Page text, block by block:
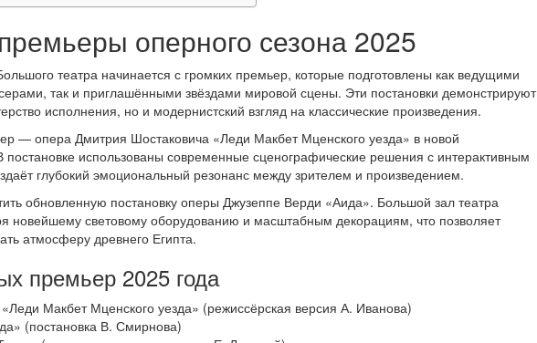
оперного сезона 2025
театра начинается с громких премьер, которые подготовлены как ведущими
так и приглашёнными звёздами мировой сцены. Эти постановки демонстрируют
исполнения, но и модернистский взгляд на классические произведения.
— опера Дмитрия Шостаковича «Леди Макбет Мценского уезда» в новой
постановке использованы современные сценографические решения с интерактивным
глубокий эмоциональный резонанс между зрителем и произведением.
обновленную постановку оперы Джузеппе Верди «Аида». Большой зал театра
новейшему световому оборудованию и масштабным декорациям, что позволяет
атмосферу древнего Египта.
премьер 2025 года
Макбет Мценского уезда» (режиссёрская версия А. Иванова)
(постановка В. Смирнова)